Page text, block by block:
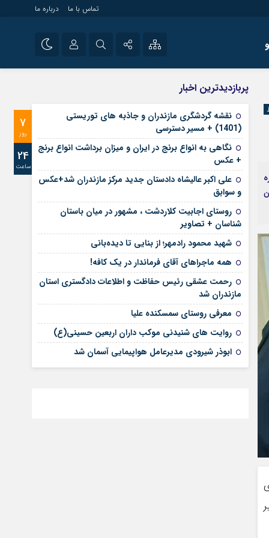
تماس با ما درباره ما
آپارات
رمز عبور
مرا به خاطر بسپار
راه اندازی سایت و
سایت های خبری و
پربازدیدترین اخبار
7
روز
24
ساعت
نقشه گردشگری مازندران و جاذبه های توریستی
(1401) + مسیر دسترسی
نگاهی به انواع برنج در ایران و میزان برداشت انواع برنج
+ عکس
علی‌ اکبر عالیشاه دادستان جدید مرکز مازندران شد+عکس
و سوابق
روستای اجابیت کلاردشت ، مشهور در میان باستان
شناسان + تصاویر
شهید محمود رادمهر؛ از بنایی تا دیده‌بانی
همه ماجراهای آقای فرماندار در یک کافه!
رحمت عشقی رئیس حفاظت و اطلاعات دادگستری استان
مازندران شد
معرفی روستای سمسکنده علیا
روایت های شنیدنی موکب داران اربعین حسینی(ع)
ابوذر شیرودی مدیرعامل هواپیمایی آسمان شد